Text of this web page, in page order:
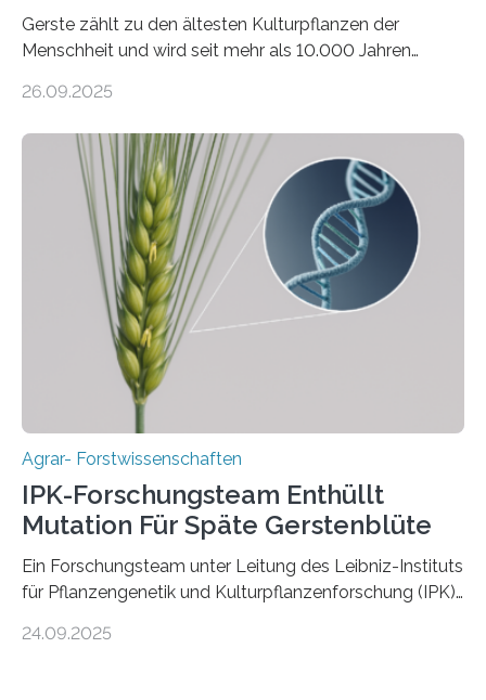
Gerste zählt zu den ältesten Kulturpflanzen der
Menschheit und wird seit mehr als 10.000 Jahren
einzigen Ort domestiziert wurde. Eine neue Studie eines
Instituts für Pflanzengenetik und
Kulturpflanzenforschung (IPK) zeigt, dass die heutige
Gerste aus verschiedenen Wildpopulationen im
sogenannten Fruchtbaren Halbmond hervorgegangen
ist. Sie besitzt also eine Art „Mosaik-Abstammung“. Die
Ergebnisse der Studie wurden heute in der
Fachzeitschrift „Nature“ veröffentlicht. Die
Forschungsgruppe hat die Evolution und…
26.09.2025
Agrar- Forstwissenschaften
IPK-Forschungsteam Enthüllt
Mutation Für Späte Gerstenblüte
Ein Forschungsteam unter Leitung des Leibniz-Instituts
für Pflanzengenetik und Kulturpflanzenforschung (IPK)
entdeckt, das Gerste in Regionen mit langen
24.09.2025